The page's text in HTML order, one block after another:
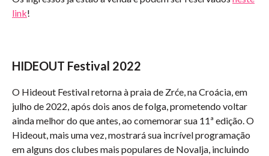
link!
HIDEOUT Festival 2022
O Hideout Festival retorna à praia de Zrće, na Croácia, em
julho de 2022, após dois anos de folga, prometendo voltar
ainda melhor do que antes, ao comemorar sua 11ª edição. O
Hideout, mais uma vez, mostrará sua incrível programação
em alguns dos clubes mais populares de Novalja, incluindo